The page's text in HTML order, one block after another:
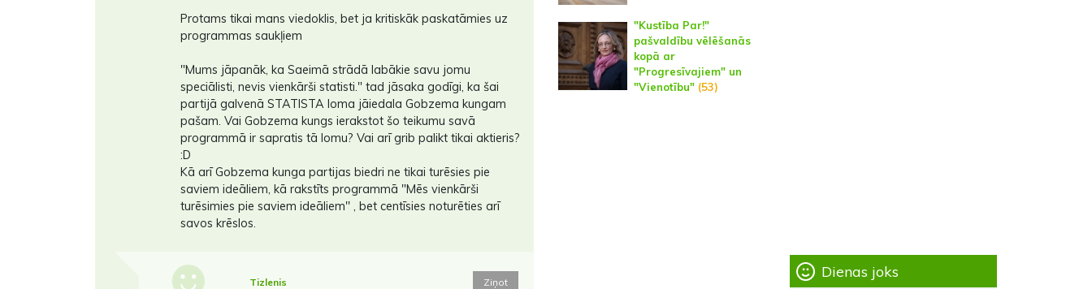
Protams tikai mans viedoklis, bet ja kritiskāk paskatāmies uz
programmas saukļiem
"Mums jāpanāk, ka Saeimā strādā labākie savu jomu
speciālisti, nevis vienkārši statisti." tad jāsaka godīgi, ka šai
partijā galvenā STATISTA loma jāiedala Gobzema kungam
pašam. Vai Gobzema kungs ierakstot šo teikumu savā
programmā ir sapratis tā lomu? Vai arī grib palikt tikai aktieris?
:D
Kā arī Gobzema kunga partijas biedri ne tikai turēsies pie
saviem ideāliem, kā rakstīts programmā "Mēs vienkārši
turēsimies pie saviem ideāliem'' , bet centīsies noturēties arī
savos krēslos.
Tizlenis Ziņot
"Kustība Par!"
pašvaldību vēlēšanās
kopā ar
"Progresīvajiem" un
"Vienotību"(53)
Dienas joks